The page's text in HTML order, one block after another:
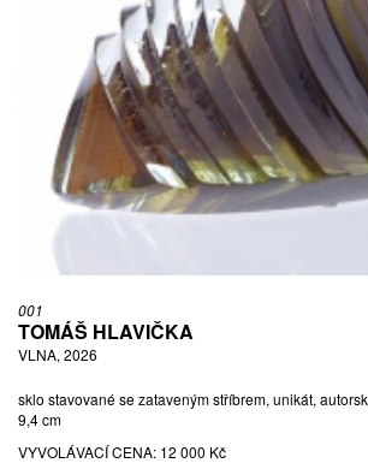
AUTOR NEZAŘAZEN
DÓZA, NEDATOVÁNO
sklo čiré a barevné, lisované | 14 x 16 x 16 cm
VYVOLÁVACÍ CENA:
001
TOMÁŠ HLAVIČKA
VLNA, 2026
sklo stavované se zataveným stříbrem, unikát,
9,4 cm
VYVOLÁVACÍ CENA: 12 000 Kč